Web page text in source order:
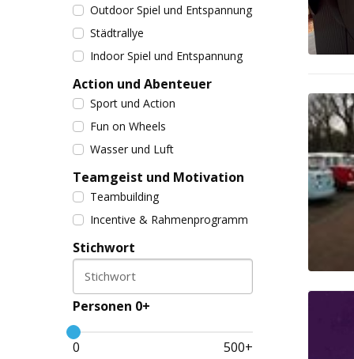
Outdoor Spiel und Entspannung
Städtrallye
Indoor Spiel und Entspannung
Action und Abenteuer
Sport und Action
Fun on Wheels
Wasser und Luft
Teamgeist und Motivation
Teambuilding
Incentive & Rahmenprogramm
Stichwort
Stichwort
Personen 0+
0 500+